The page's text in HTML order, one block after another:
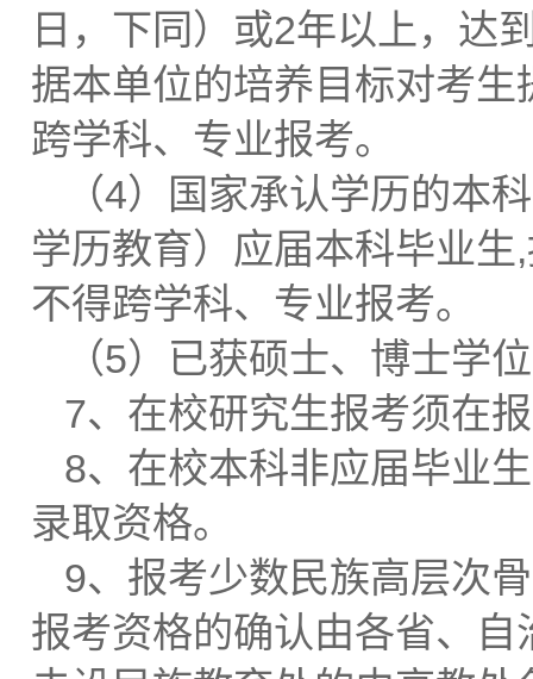
日，下同）或2年以上，达
据本单位的培养目标对考
跨学科、专业报考。
（4）国家承认学历的本
学历教育）应届本科毕业
不得跨学科、专业报考。
（5）已获硕士、博士学
7、在校研究生报考须在
8、在校本科非应届毕业
录取资格。
9、报考少数民族高层次
报考资格的确认由各省、